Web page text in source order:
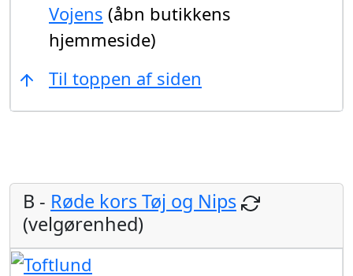
Vojens (åbn butikkens
hjemmeside)
Til toppen af siden
B - Røde kors Tøj og Nips
(velgørenhed)